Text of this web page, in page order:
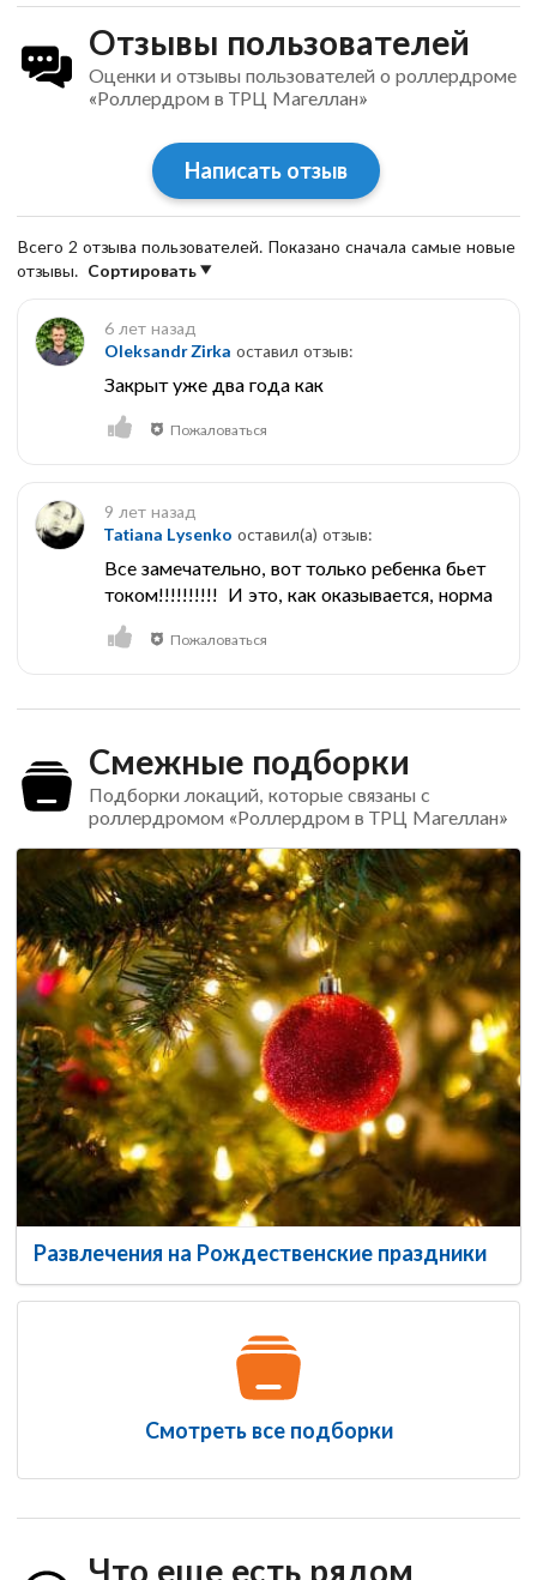
Отзывы пользователей
Оценки и отзывы пользователей о роллердроме
«Роллердром в ТРЦ Магеллан»
Написать отзыв
Всего 2 отзыва пользователей. Показано сначала самые новые
отзывы. Сортировать
6 лет назад
Oleksandr Zirka оставил отзыв:
Закрыт уже два года как
Пожаловаться
9 лет назад
Tatiana Lysenko оставил(a) отзыв:
Все замечательно, вот только ребенка бьет
током!!!!!!!!!! И это, как оказывается, норма
Пожаловаться
Смежные подборки
Подборки локаций, которые связаны с
роллердромом «Роллердром в ТРЦ Магеллан»
Развлечения на Рождественские праздники
Смотреть все подборки
Что еще есть рядом